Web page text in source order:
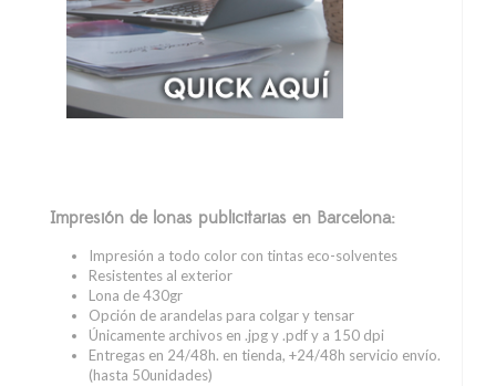
Impresión de lonas publicitarias en Barcelona:
Impresión a todo color con tintas eco-solventes
Resistentes al exterior
Lona de 430gr
Opción de arandelas para colgar y tensar
Únicamente archivos en .jpg y .pdf y a 150 dpi
Entregas en 24/48h. en tienda, +24/48h servicio envío.
(hasta 50unidades)